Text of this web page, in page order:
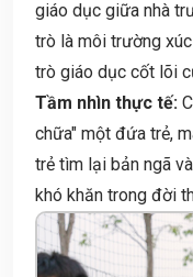
giáo dục giữa nhà
trò là môi trường
trò giáo dục cốt lõi
Tầm nhìn thực tế:
chữa" một đứa trẻ,
trẻ tìm lại bản ngã
khó khăn trong đời